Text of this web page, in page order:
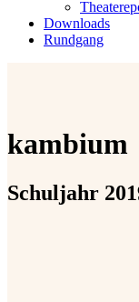
Downloads
Rundgang
kambium
Schuljahr